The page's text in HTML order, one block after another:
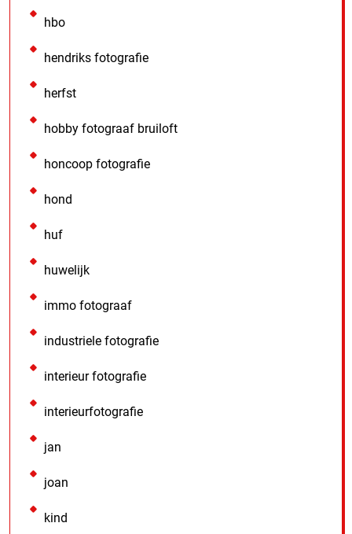
hbo
hendriks fotografie
herfst
hobby fotograaf bruiloft
honcoop fotografie
hond
huf
huwelijk
immo fotograaf
industriele fotografie
interieur fotografie
interieurfotografie
jan
joan
kind